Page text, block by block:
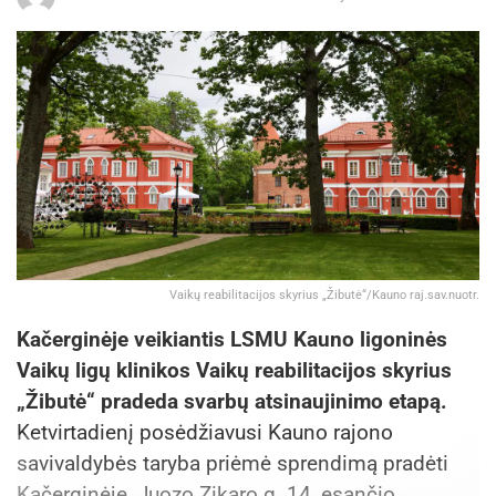
Vaikų reabilitacijos skyrius „Žibutė“/Kauno raj.sav.nuotr.
Kačerginėje veikiantis LSMU Kauno ligoninės
Vaikų ligų klinikos Vaikų reabilitacijos skyrius
„Žibutė“ pradeda svarbų atsinaujinimo etapą.
Ketvirtadienį posėdžiavusi Kauno rajono
savivaldybės taryba priėmė sprendimą pradėti